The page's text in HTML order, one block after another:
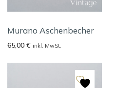
Murano Aschenbecher
65,00 € inkl. MwSt.